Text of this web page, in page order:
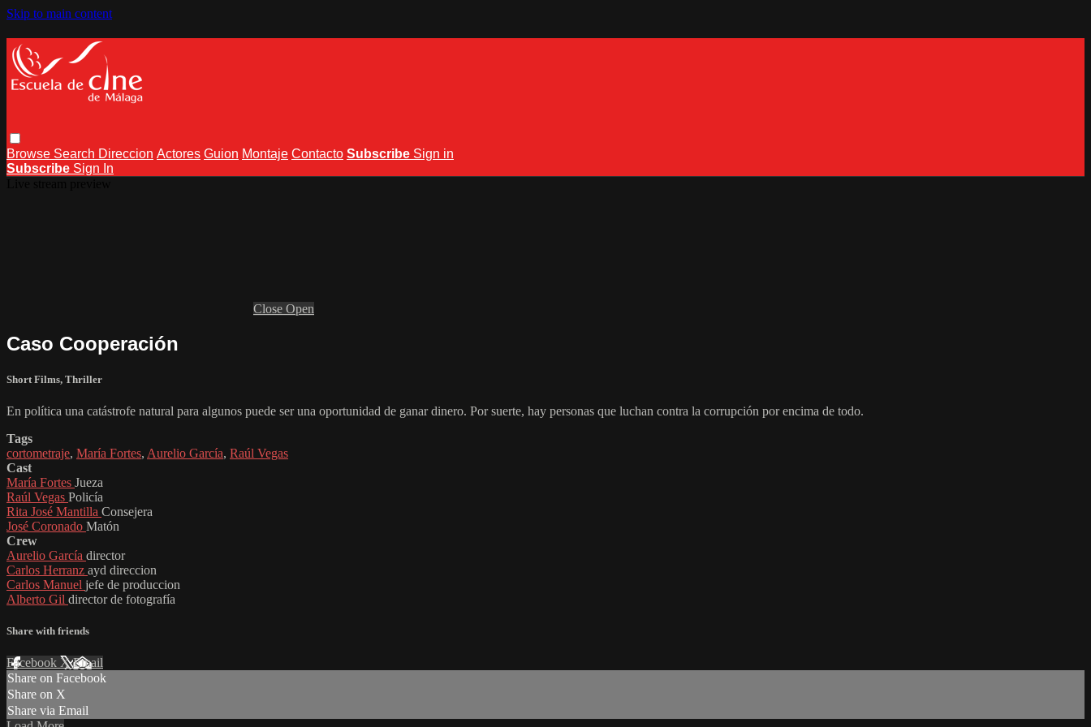
Skip to main content
Browse Search Direccion Actores Guion Montaje Contacto Subscribe Sign in
Subscribe Sign In
Close Open
Caso Cooperación
Short Films, Thriller
En política una catástrofe natural para algunos puede ser una oportunidad de ganar dinero. Por suerte, hay personas que luchan contra la corrupción por encima de todo.
Tags
cortometraje, María Fortes, Aurelio García, Raúl Vegas
Cast
María Fortes Jueza
Raúl Vegas Policía
Rita José Mantilla Consejera
José Coronado Matón
Crew
Aurelio García director
Carlos Herranz ayd direccion
Carlos Manuel jefe de produccion
Alberto Gil director de fotografía
Share with friends
Facebook XEmail
Share on Facebook
Share on X
Share via Email